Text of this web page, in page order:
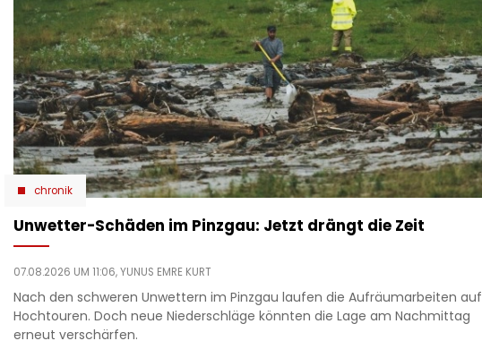
chronik
Unwetter-Schäden im Pinzgau: Jetzt drängt die Zeit
07.08.2026 UM 11:06,YUNUS EMRE KURT
Nach den schweren Unwettern im Pinzgau laufen die Aufräumarbeiten auf
Hochtouren. Doch neue Niederschläge könnten die Lage am Nachmittag
erneut verschärfen.